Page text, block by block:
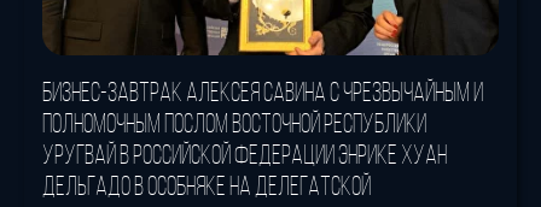
Бизнес-завтрак Алексея Савина с Чрезвычайным и
Полномочным послом Восточной Республики
Уругвай в Российской Федерации Энрике Хуан
Дельгадо в особняке на Делегатской